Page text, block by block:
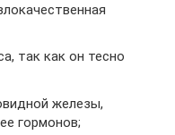
так как он тесно
железы,
гормонов;